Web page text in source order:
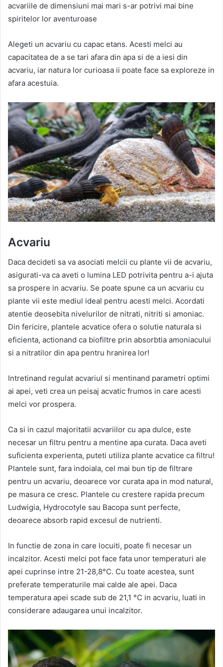
acvariile de dimensiuni mai mari s-ar potrivi mai bine
spiritelor lor aventuroase
Alegeti un acvariu cu capac etans. Acesti melci au
capacitatea de a se tari afara din apa si de a iesi din
acvariu, iar natura lor curioasa ii poate face sa exploreze in
afara acestuia.
Acvariu
Daca decideti sa va asociati melcii cu plante vii de acvariu,
asigurati-va ca aveti o lumina LED potrivita pentru a-i ajuta
sa prospere in acvariu. Se poate spune ca un acvariu cu
plante vii este mediul ideal pentru acesti melci. Acordati
atentie deosebita nivelurilor de nitrati, nitriti si amoniac.
Din fericire, plantele acvatice ofera o solutie naturala si
eficienta, actionand ca biofiltre prin absorbtia amoniacului
si a nitratilor din apa pentru hranirea lor!
Intretinand regulat acvariul si mentinand parametri optimi
ai apei, veti crea un peisaj acvatic frumos in care acesti
melci vor prospera.
Ca si in cazul majoritatii acvariilor cu apa dulce, este
necesar un filtru pentru a mentine apa curata. Daca aveti
suficienta experienta, puteti utiliza plante acvatice ca filtru!
Plantele sunt, fara indoiala, cel mai bun tip de filtrare
pentru un acvariu, deoarece vor curata apa in mod natural,
pe masura ce cresc. Plantele cu crestere rapida precum
Ludwigia, Hydrocotyle sau Bacopa sunt perfecte,
deoarece absorb rapid excesul de nutrienti.
In functie de zona in care locuiti, poate fi necesar un
incalzitor. Acesti melci pot face fata unor temperaturi ale
apei cuprinse intre 21-28,8°C. Cu toate acestea, sunt
preferate temperaturile mai calde ale apei. Daca
temperatura apei scade sub de 21,1 °C in acvariu, luati in
considerare adaugarea unui incalzitor.